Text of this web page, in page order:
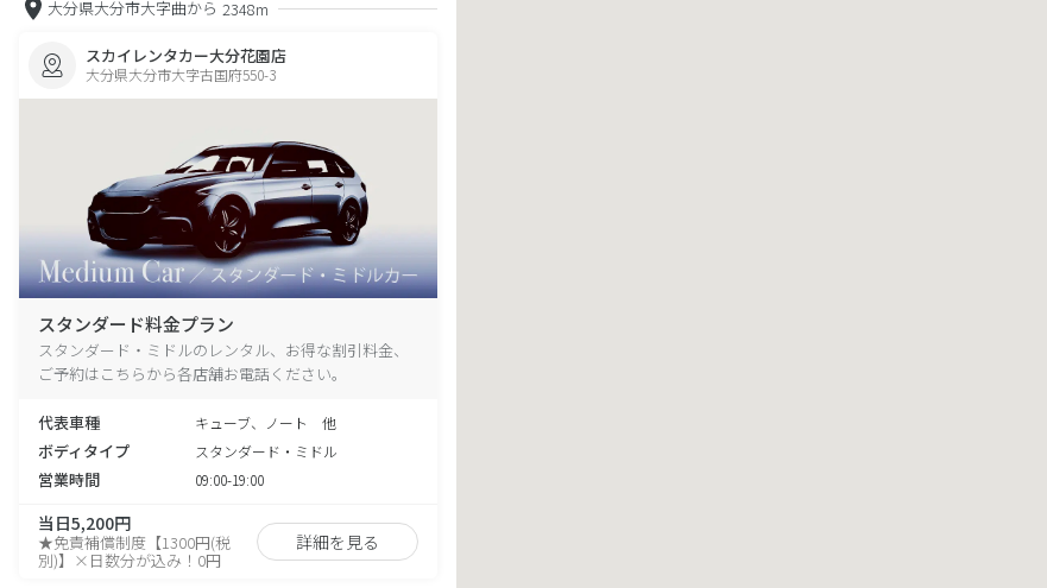
大分県大分市大字曲から 2348m
スカイレンタカー大分花園店
大分県大分市大字古国府550-3
スタンダード料金プラン
スタンダード・ミドルのレンタル、お得な割引料金、
ご予約はこちらから各店舗お電話ください。
代表車種 キューブ、ノート 他
ボディタイプ スタンダード・ミドル
営業時間 09:00-19:00
当日5,200円
★免責補償制度【1300円(税
別)】×日数分が込み！0円
詳細を見る